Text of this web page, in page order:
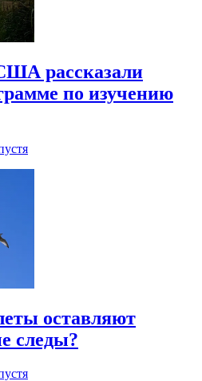
рассказали
по изучению
оставляют
следы?